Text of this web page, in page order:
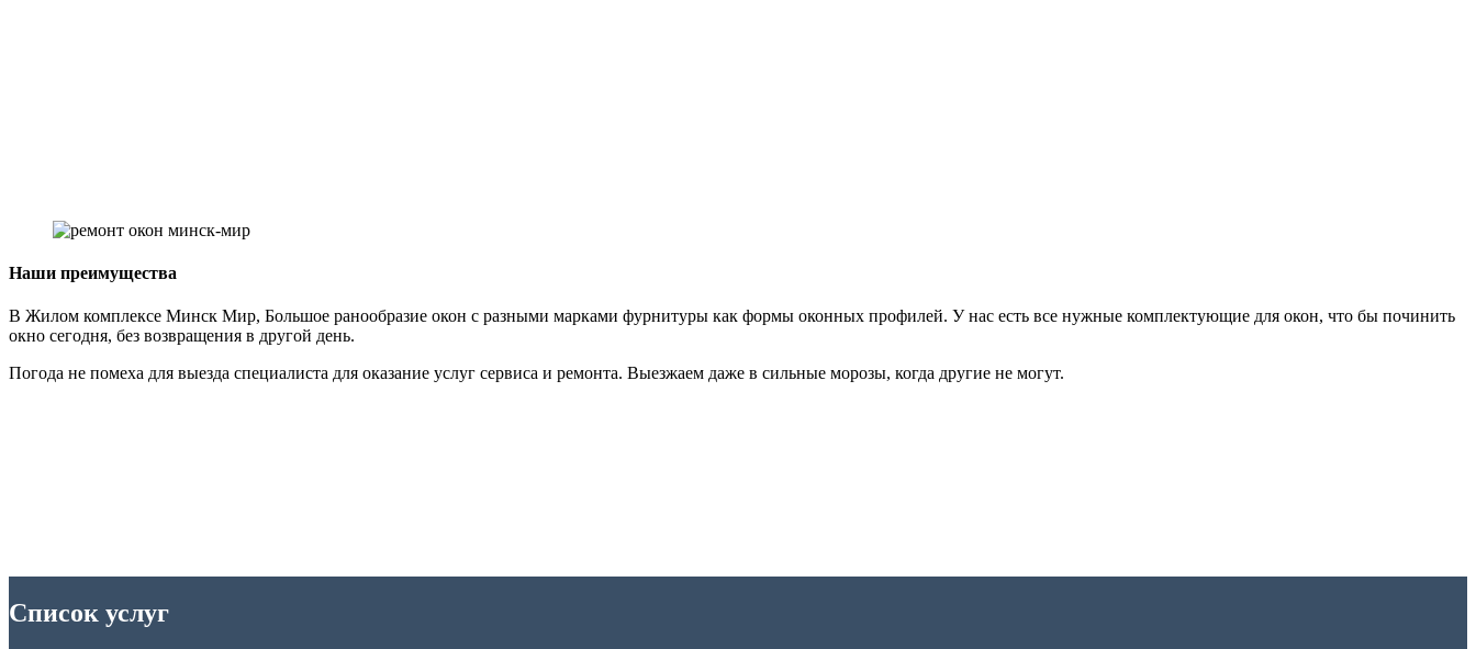
Наши преимущества
В Жилом комплексе Минск Мир, Большое ранообразие окон с разными марками фурнитуры как формы оконных профилей. У нас есть все нужные комплектующие для окон, что бы починить
окно сегодня, без возвращения в другой день.
Погода не помеха для выезда специалиста для оказание услуг сервиса и ремонта. Выезжаем даже в сильные морозы, когда другие не могут.
Список услуг